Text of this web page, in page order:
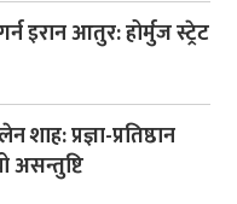
इरान आतुर: होर्मुज स्ट्रेट
शाह: प्रज्ञा-प्रतिष्ठान
असन्तुष्टि